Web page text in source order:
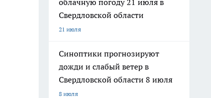
облачную погоду 21 июля в
Свердловской области
21 июля
Синоптики прогнозируют
дожди и слабый ветер в
Свердловской области 8 июля
8 июля